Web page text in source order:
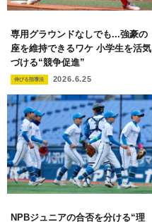
専用グラウンドなしでも...強豪の
座を維持できるワケ 小学生を活気
づける“競争促進”
伸びる指導法 2026.6.25
NPBジュニアの合否を分ける“理